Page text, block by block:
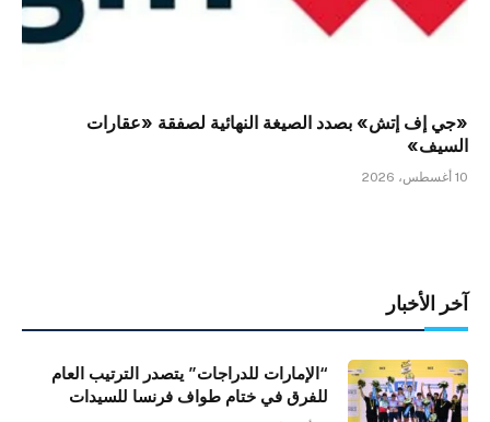
«جي إف إتش» بصدد الصيغة النهائية لصفقة «عقارات
السيف»
10 أغسطس، 2026
آخر الأخبار
“الإمارات للدراجات” يتصدر الترتيب العام
للفرق في ختام طواف فرنسا للسيدات